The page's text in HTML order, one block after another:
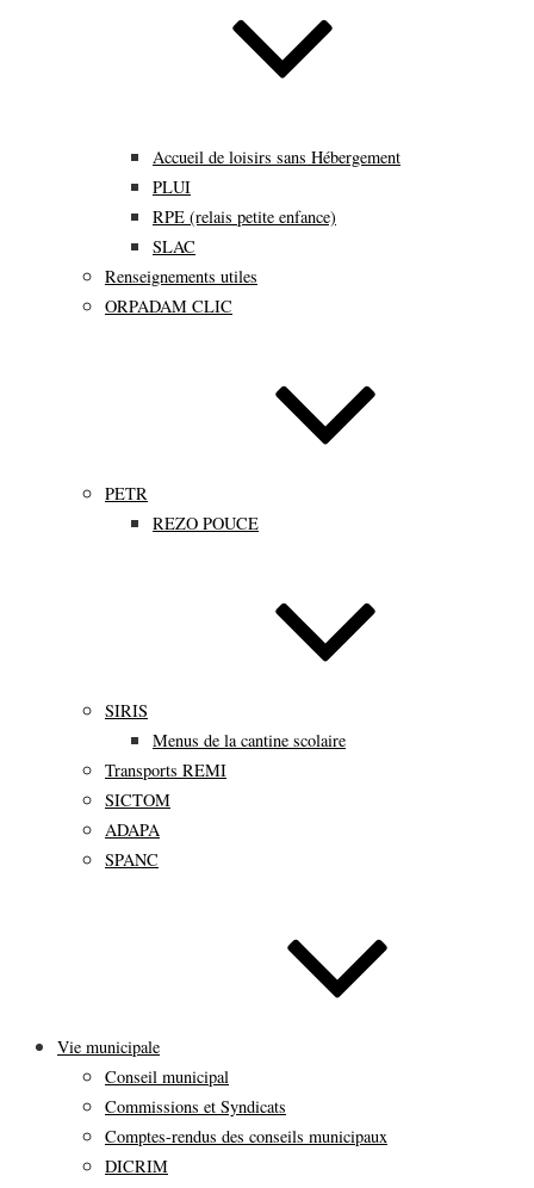
Accueil de loisirs sans Hébergement
PLUI
RPE (relais petite enfance)
SLAC
Renseignements utiles
ORPADAM CLIC
PETR
REZO POUCE
SIRIS
Menus de la cantine scolaire
Transports REMI
SICTOM
ADAPA
SPANC
Vie municipale
Conseil municipal
Commissions et Syndicats
Comptes-rendus des conseils municipaux
DICRIM